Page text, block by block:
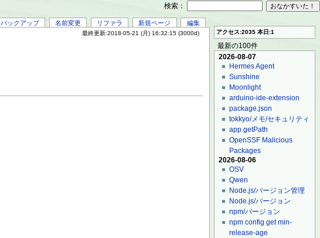
バックアップ 名前変更 リファラ 新規ページ 編集
最終更新:2018-05-21 (月) 16:32:15 (3000d) アクセス:2035 本日:1
最新の100件
2026-08-07
Hermes Agent
Sunshine
Moonlight
arduino-ide-extension
package.json
tokkyo/メモ/セキュリティ
app.getPath
OpenSSF Malicious
Packages
2026-08-06
OSV
Qwen
Node.js/バージョン管理
Node.js/バージョン
npm/バージョン
npm config get min-
release-age
検索：